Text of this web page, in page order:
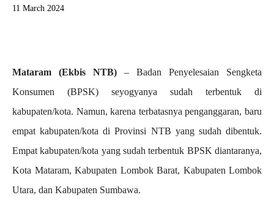
11 March 2024
Mataram (Ekbis NTB) – Badan Penyelesaian Sengketa
Konsumen (BPSK) seyogyanya sudah terbentuk di
kabupaten/kota. Namun, karena terbatasnya penganggaran, baru
empat kabupaten/kota di Provinsi NTB yang sudah dibentuk.
Empat kabupaten/kota yang sudah terbentuk BPSK diantaranya,
Kota Mataram, Kabupaten Lombok Barat, Kabupaten Lombok
Utara, dan Kabupaten Sumbawa.